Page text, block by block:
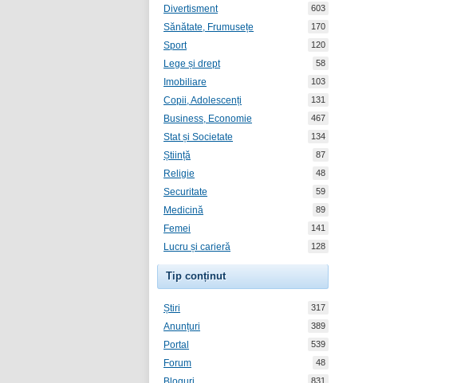
Divertisment 603
Sănătate, Frumusețe 170
Sport 120
Lege și drept 58
Imobiliare 103
Copii, Adolescenți 131
Business, Economie 467
Stat și Societate 134
Știință 87
Religie 48
Securitate 59
Medicină 89
Femei 141
Lucru și carieră 128
Tip conținut
Știri 317
Anunțuri 389
Portal 539
Forum 48
831